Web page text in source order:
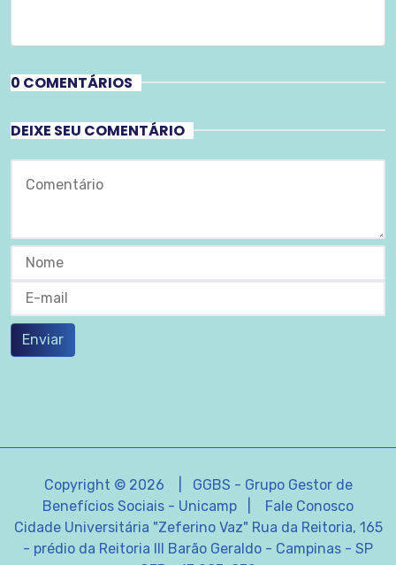
0 COMENTÁRIOS
DEIXE SEU COMENTÁRIO
Enviar
Copyright © 2026 | GGBS - Grupo Gestor de
Benefícios Sociais - Unicamp | Fale Conosco
Cidade Universitária "Zeferino Vaz" Rua da Reitoria, 165
- prédio da Reitoria III Barão Geraldo - Campinas - SP